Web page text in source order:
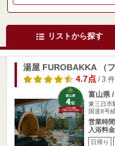
リストから探す
湯屋 FUROBAKKA （フ
4.7点/ 3 件
富山県
東三日市
国道8号
営業時
入浴料
日帰り